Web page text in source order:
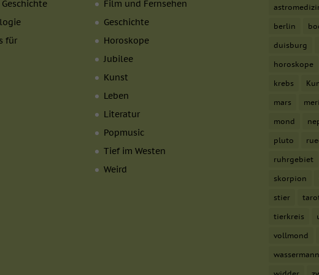
für
Film und Fernsehen
Geschichte
Horoskope
Jubilee
Kunst
Leben
Literatur
Popmusic
Tief im Westen
Weird
berlin
duisburg
horoskope
krebs
mars
mond
pluto
ruhrgebiet
skorpion
stier
tierkreis
vollmond
wassermann
widder
Cookie-Informationen anzeigen
Media-Plattformen werden standardmäßig blockiert. Wenn Cookies von
der Zugriff auf diese Inhalte keiner manuellen Einwilligung mehr.
Cookie-Informationen anzeigen
Impressum